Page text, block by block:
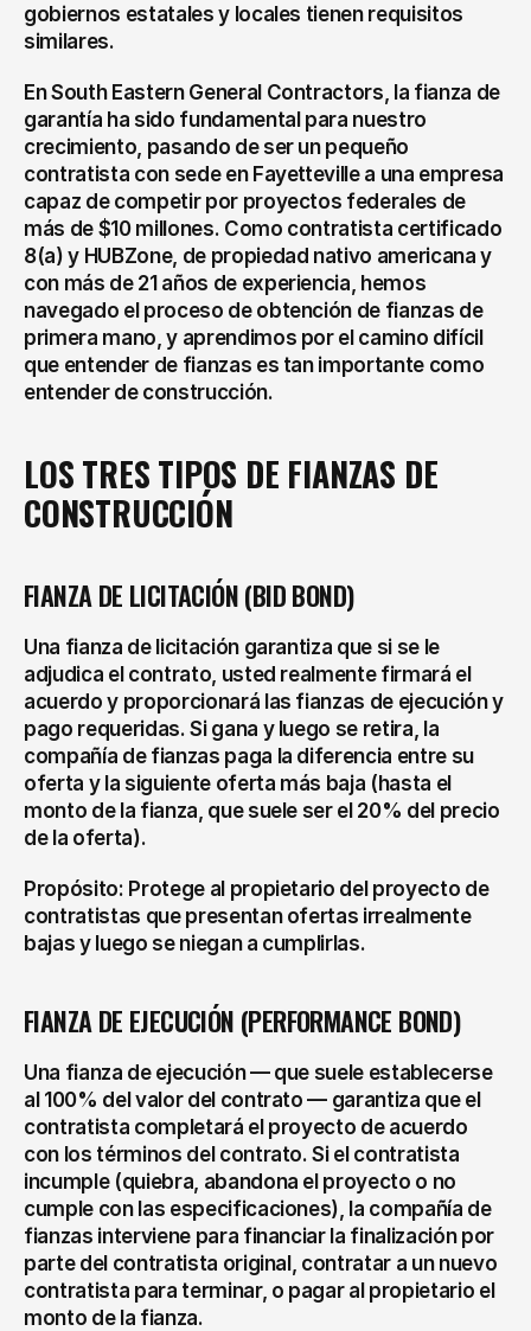
gobiernos estatales y locales tienen requisitos
similares.
En South Eastern General Contractors, la fianza de
garantía ha sido fundamental para nuestro
crecimiento, pasando de ser un pequeño
contratista con sede en Fayetteville a una empresa
capaz de competir por proyectos federales de
más de $10 millones. Como contratista certificado
8(a) y HUBZone, de propiedad nativo americana y
con más de 21 años de experiencia, hemos
navegado el proceso de obtención de fianzas de
primera mano, y aprendimos por el camino difícil
que entender de fianzas es tan importante como
entender de construcción.
LOS TRES TIPOS DE FIANZAS DE
CONSTRUCCIÓN
FIANZA DE LICITACIÓN (BID BOND)
Una fianza de licitación garantiza que si se le
adjudica el contrato, usted realmente firmará el
acuerdo y proporcionará las fianzas de ejecución y
pago requeridas. Si gana y luego se retira, la
compañía de fianzas paga la diferencia entre su
oferta y la siguiente oferta más baja (hasta el
monto de la fianza, que suele ser el 20% del precio
de la oferta).
Propósito: Protege al propietario del proyecto de
contratistas que presentan ofertas irrealmente
bajas y luego se niegan a cumplirlas.
FIANZA DE EJECUCIÓN (PERFORMANCE BOND)
Una fianza de ejecución — que suele establecerse
al 100% del valor del contrato — garantiza que el
contratista completará el proyecto de acuerdo
con los términos del contrato. Si el contratista
incumple (quiebra, abandona el proyecto o no
cumple con las especificaciones), la compañía de
fianzas interviene para financiar la finalización por
parte del contratista original, contratar a un nuevo
contratista para terminar, o pagar al propietario el
monto de la fianza.